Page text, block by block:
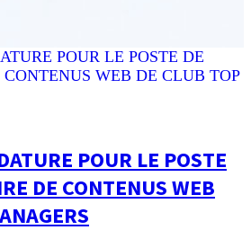
POUR LE POSTE
DE CONTENUS WEB